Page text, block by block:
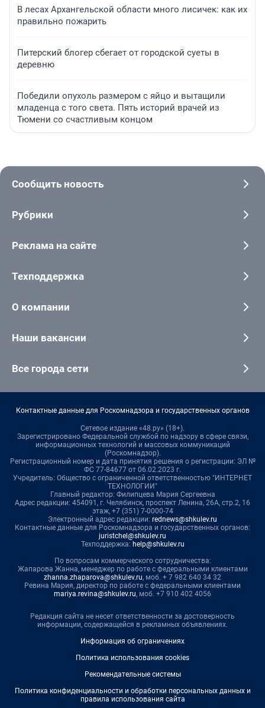
В лесах Архангельской области много лисичек: как их
правильно пожарить
Питерский блогер сбегает от городской суеты в
деревню
Победили опухоль размером с яйцо и вытащили
младенца с того света. Пять историй врачей из
Тюмени со счастливым концом
Сообщить новость
Рубрики
Реклама на сайте
Техподдержка
О компании
Наши вакансии
Все города сети
Контактные данные для Роскомнадзора и государственных органов
Сетевое издание «48.ру» (18+).
Зарегистрировано Федеральной службой по надзору в сфере связи,
информационных технологий и массовых коммуникаций
(Роскомнадзор).
Регистрационный номер и дата принятия решения о регистрации: ЭЛ №
ФС 77-84677 от 06.02.2023 г.
Учредитель: Общество с ограниченной ответственностью "ИНТЕРНЕТ
ТЕХНОЛОГИИ"
Главный редактор: Филипцева Мария Сергеевна
Адрес редакции: 454091, г. Челябинск, проспект Ленина, 26А, стр.2, 16
этаж, +7 (351) 7-0000-74
Электронный адрес редакции: rednews@shkulev.ru
Контактные данные для Роскомнадзора и государственных органов:
juristchel@shkulev.ru
Техподдержка: help@shkulev.ru
По вопросам коммерческого сотрудничества:
Жапарова Жанна, менеджер по работе с федеральными клиентами
zhanna.zhaparova@shkulev.ru, моб. + 7 982 640 34 32
Ревина Мария, директор по работе с федеральными клиентами
mariya.revina@shkulev.ru, моб. +7 910 402 4056
Редакция сайта не несет ответственности за достоверность
информации, содержащейся в рекламных объявлениях.
Информация об ограничениях
Политика использования cookies
Рекомендательные системы
Политика конфиденциальности и обработки персональных данных и
правила использования сайта